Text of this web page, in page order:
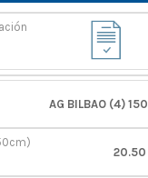
AG BILBAO (4) 150
20.50